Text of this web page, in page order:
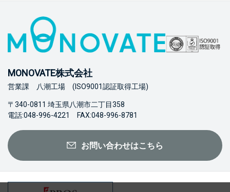
MONOVATE株式会社
営業課 八潮工場 (ISO9001認証取得工場)
〒340-0811 埼玉県八潮市二丁目358
電話:048-996-4221 FAX:048-996-8781
お問い合わせはこちら